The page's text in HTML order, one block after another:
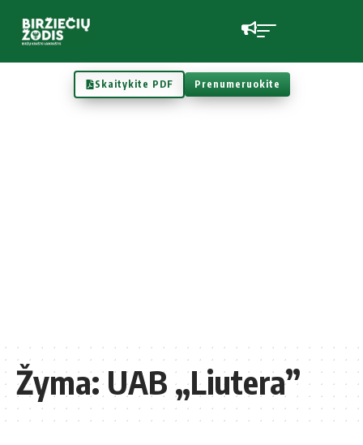
Skaitykite PDF Prenumeruokite
Žyma:UAB „Liutera”